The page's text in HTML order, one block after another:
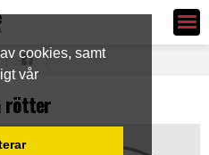
cookies, samt
vår
Ledarsidorna.se
rötter